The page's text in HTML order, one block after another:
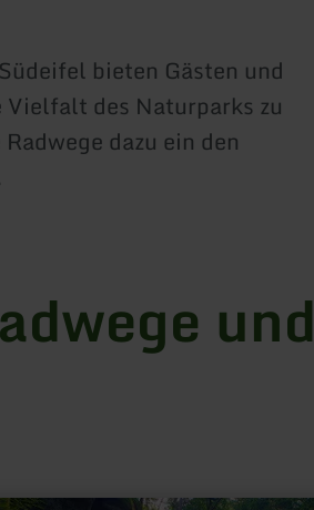
bieten Gästen und
des Naturparks zu
dazu ein den
und